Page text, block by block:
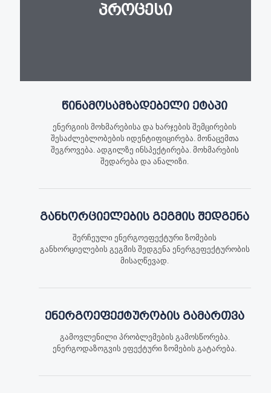
პროცესი
წინამოსამზადებელი ეტაპი
ენერგიის მოხმარებისა და ხარჯების შემცირების
შესაძლებლობების იდენტიფიცირება. მონაცემთა
შეგროვება. ადგილზე ინსპექტირება. მოხმარების
შედარება და ანალიზი.
განხორციელების გეგმის შედგენა
შერჩეული ენერგოეფექტური ზომების
განხორციელების გეგმის შედგენა ენერგეფექტურობის
მისაღწევად.
ენერგოეფექტურობის გამართვა
გამოვლენილი პრობლემების გამოსწორება.
ენერგოდაზოგვის ეფექტური ზომების გატარება.